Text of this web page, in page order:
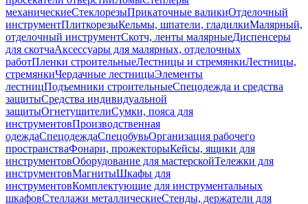
механическиеСтеклорезыПрикаточные валикиОтделочный
инструментПлиткорезыКельмы, шпатели, гладилкиМалярный,
отделочный инструментСкотч, ленты малярныеДиспенсеры
для скотчаАксессуары для малярных, отделочных
работПленки строительныеЛестницы и стремянкиЛестницы,
стремянкиЧердачные лестницыЭлементы
лестницПодъемники строительныеСпецодежда и средства
защитыСредства индивидуальной
защитыОгнетушителиСумки, пояса для
инструментовПроизводственная
одеждаСпецодеждаСпецобувьОрганизация рабочего
пространстваФонари, прожекторыКейсы, ящики для
инструментовОборудование для мастерскойТележки для
инструментовМагнитыШкафы для
инструментовКомплектующие для инструментальных
шкафовСтеллажи металлическиеСтенды, держатели для